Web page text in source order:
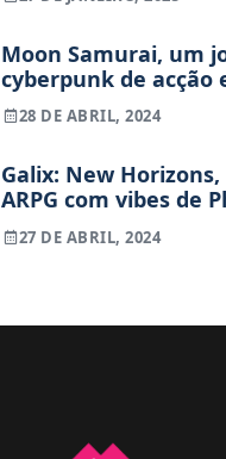
Moon Samurai, um
cyberpunk de acção
28 DE ABRIL, 2024
Galix: New
ARPG com vibes de
Star Online
27 DE ABRIL, 2024